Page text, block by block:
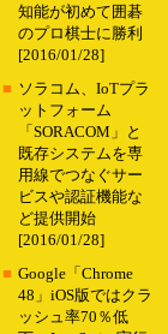
知能が初めて囲碁
のプロ棋士に勝利
[2016/01/28]
■ ソラコム、IoTプラ
ットフォーム
「SORACOM」と
既存システムを専
用線でつなぐサー
ビスや認証機能な
ど提供開始
[2016/01/28]
■ Google「Chrome
48」iOS版ではクラ
ッシュ率70％低